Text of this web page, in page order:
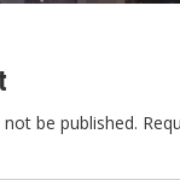
be published.